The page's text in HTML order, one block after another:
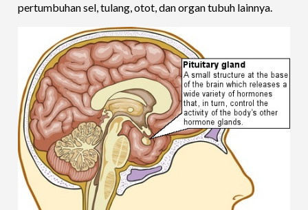
pertumbuhan sel, tulang, otot, dan organ tubuh lainnya.